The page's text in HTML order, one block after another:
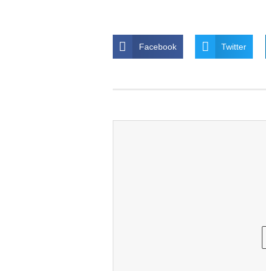
Facebook Twitter